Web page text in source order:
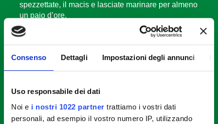
Consenso Dettagli Impostazioni degli annunci
Uso responsabile dei dati
Noi e i nostri 1022 partner trattiamo i vostri dati
personali, ad esempio il vostro numero IP, utilizzando
spezzettate, il macis e lasciate marinare per almeno
un paio d’ore.
STEP 2
STEP 3